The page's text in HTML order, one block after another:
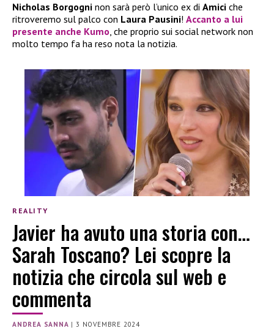
Nicholas Borgogni non sarà però l’unico ex di Amici che
ritroveremo sul palco con Laura Pausini! Accanto a lui
presente anche Kumo, che proprio sui social network non
molto tempo fa ha reso nota la notizia.
REALITY
Javier ha avuto una storia con…
Sarah Toscano? Lei scopre la
notizia che circola sul web e
commenta
ANDREA SANNA |3 NOVEMBRE 2024